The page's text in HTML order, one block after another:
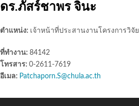
ดร.ภัสร์ชาพร จินะ
ตำแหน่ง: เจ้าหน้าที่ประสานงานโครงการวิจัย
ที่ทำงาน: 84142
โทรสาร: 0-2611-7619
อีเมล: Patchaporn.S@chula.ac.th